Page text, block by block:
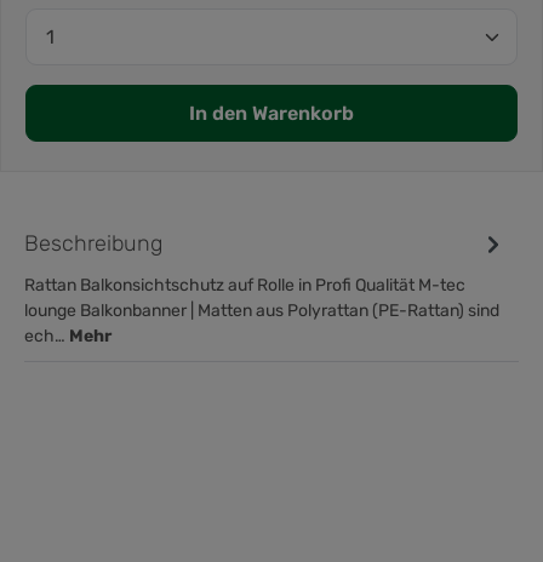
In den Warenkorb
Beschreibung
Rattan Balkonsichtschutz auf Rolle in Profi Qualität M-tec
lounge Balkonbanner | Matten aus Polyrattan (PE-Rattan) sind
ech… Mehr